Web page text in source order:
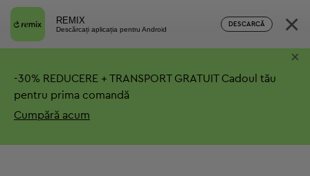
REMIX
Descărcați aplicația pentru Android
DESCARCĂ ×
-30% REDUCERE + TRANSPORT GRATUITCadoul tău
pentru prima comandă
Cumpără acum
×